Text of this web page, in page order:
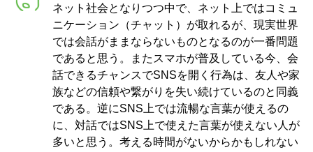
ネット社会となりつつ中で、ネット上ではコミュ
ニケーション（チャット）が取れるが、現実世界
では会話がままならないものとなるのが一番問題
であると思う。またスマホが普及している今、会
話できるチャンスでSNSを開く行為は、友人や家
族などの信頼や繋がりを失い続けているのと同義
である。逆にSNS上では流暢な言葉が使えるの
に、対話ではSNS上で使えた言葉が使えない人が
多いと思う。考える時間がないからかもしれない